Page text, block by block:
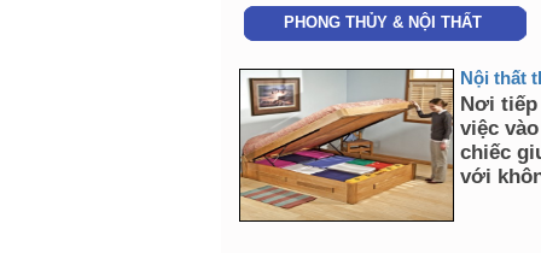
PHONG THỦY & NỘI THẤT
Nội thất
Nơi tiếp
việc
chiếc
với